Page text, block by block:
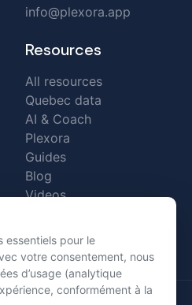
essentiels pour le
votre consentement, nous
d’usage (analytique
conformément à la
info@plexora.app
Resources
All resources
Quebec data
AI & Coach
Plexora
Guides
Blog
Videos
FAQ
Changelog